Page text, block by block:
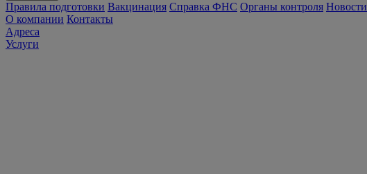
Правила подготовки Вакцинация Справка ФНС Органы контроля Новости
О компании Контакты
Адреса
Услуги